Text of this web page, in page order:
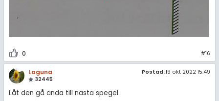
0 #16
Laguna
32445
Postad:19 okt 2022 15:49
Låt den gå ända till nästa spegel.